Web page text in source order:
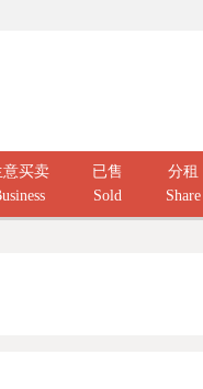
意买卖
已售
Sold
分租
Share